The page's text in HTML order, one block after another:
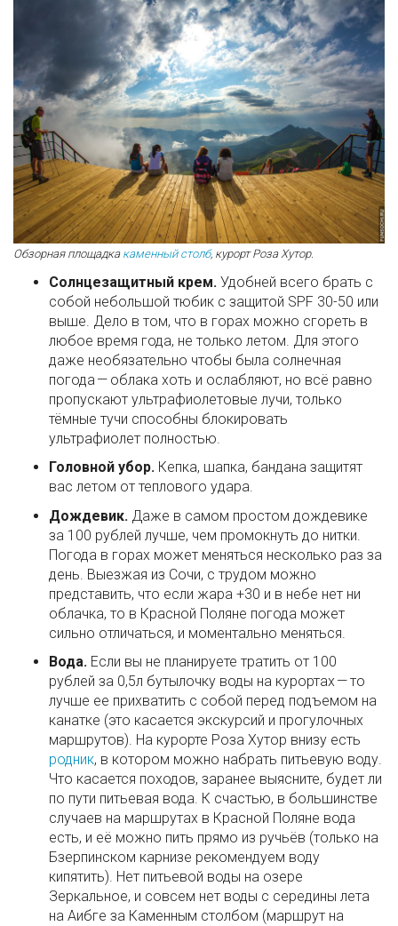
Обзорная площадка каменный столб, курорт Роза Хутор.
Солнцезащитный крем. Удобней всего брать с
собой небольшой тюбик с защитой SPF 30-50 или
выше. Дело в том, что в горах можно сгореть в
любое время года, не только летом. Для этого
даже необязательно чтобы была солнечная
погода — облака хоть и ослабляют, но всё равно
пропускают ультрафиолетовые лучи, только
тёмные тучи способны блокировать
ультрафиолет полностью.
Головной убор. Кепка, шапка, бандана защитят
вас летом от теплового удара.
Дождевик. Даже в самом простом дождевике
за 100 рублей лучше, чем промокнуть до нитки.
Погода в горах может меняться несколько раз за
день. Выезжая из Сочи, с трудом можно
представить, что если жара +30 и в небе нет ни
облачка, то в Красной Поляне погода может
сильно отличаться, и моментально меняться.
Вода. Если вы не планируете тратить от 100
рублей за 0,5л бутылочку воды на курортах — то
лучше ее прихватить с собой перед подъемом на
канатке (это касается экскурсий и прогулочных
маршрутов). На курорте Роза Хутор внизу есть
родник, в котором можно набрать питьевую воду.
Что касается походов, заранее выясните, будет ли
по пути питьевая вода. К счастью, в большинстве
случаев на маршрутах в Красной Поляне вода
есть, и её можно пить прямо из ручьёв (только на
Бзерпинском карнизе рекомендуем воду
кипятить). Нет питьевой воды на озере
Зеркальное, и совсем нет воды с середины лета
на Аибге за Каменным столбом (маршрут на